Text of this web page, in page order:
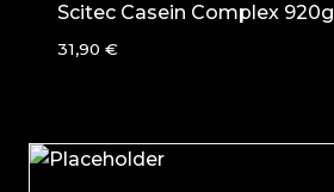
Scitec Casein Complex 920g
31,90 €